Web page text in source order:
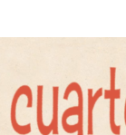
Podcast